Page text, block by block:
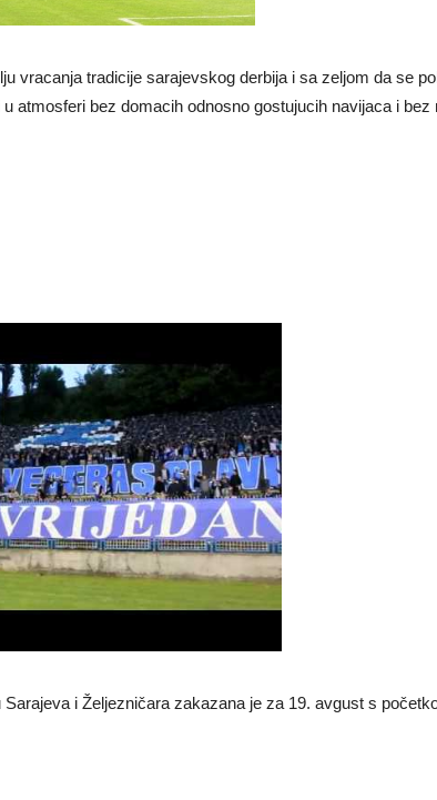
vracanja tradicije sarajevskog derbija i sa zeljom da se
atmosferi bez domacih odnosno gostujucih navijaca i bez
i Željezničara zakazana je za 19. avgust s